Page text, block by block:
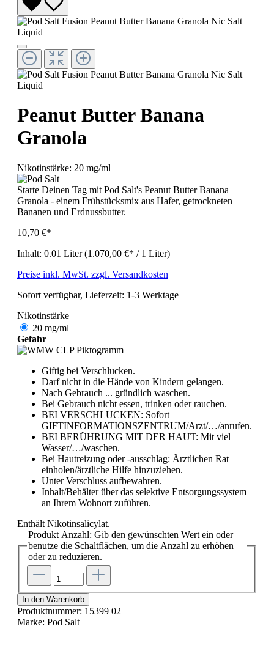
Peanut Butter Banana
Granola
Nikotinstärke: 20 mg/ml
Starte Deinen Tag mit Pod Salt's Peanut Butter Banana
Granola - einem Frühstücksmix aus Hafer, getrockneten
Bananen und Erdnussbutter.
10,70 €*
Inhalt: 0.01 Liter(1.070,00 €* / 1 Liter)
Preise inkl. MwSt. zzgl. Versandkosten
Sofort verfügbar, Lieferzeit: 1-3 Werktage
Nikotinstärke
20 mg/ml
Gefahr
Giftig bei Verschlucken.
Darf nicht in die Hände von Kindern gelangen.
Nach Gebrauch ... gründlich waschen.
Bei Gebrauch nicht essen, trinken oder rauchen.
BEI VERSCHLUCKEN: Sofort
GIFTINFORMATIONSZENTRUM/Arzt/…/anrufen.
BEI BERÜHRUNG MIT DER HAUT: Mit viel
Wasser/…/waschen.
Bei Hautreizung oder -ausschlag: Ärztlichen Rat
einholen/ärztliche Hilfe hinzuziehen.
Unter Verschluss aufbewahren.
Inhalt/Behälter über das selektive Entsorgungssystem
an Ihrem Wohnort zuführen.
Enthält Nikotinsalicylat.
Produkt Anzahl: Gib den gewünschten Wert ein oder
benutze die Schaltflächen, um die Anzahl zu erhöhen
oder zu reduzieren.
In den Warenkorb
Produktnummer: 15399 02
Marke: Pod Salt